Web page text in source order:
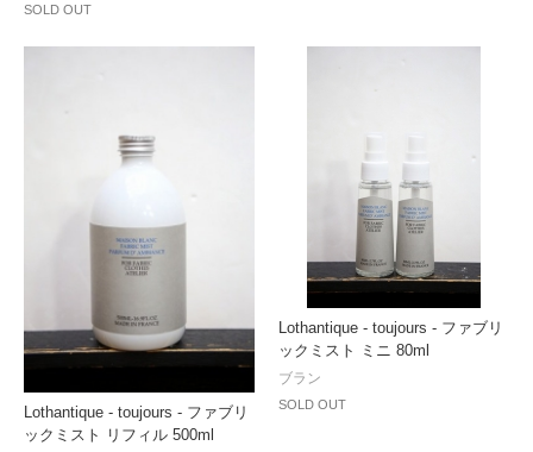
SOLD OUT
Lothantique - toujours - ファブリ
ックミスト リフィル 500ml
Lothantique - toujours - ファブリ
ックミスト ミニ 80ml
SOLD OUT
ブラン